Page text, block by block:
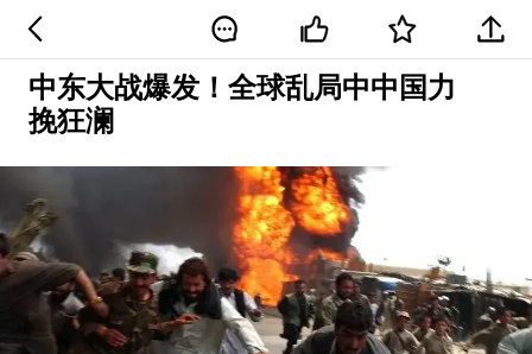
中东大战爆发！全球乱局中中国力
挽狂澜